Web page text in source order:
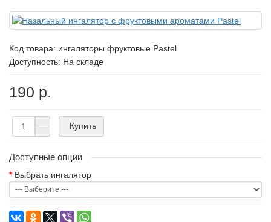
Код товара: ингаляторы фруктовые Pastel
Доступность: На складе
190 р.
Купить
Доступные опции
Выбрать ингалятор